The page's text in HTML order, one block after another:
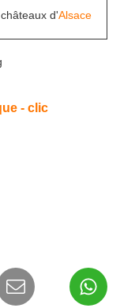
d'Alsace
- clic